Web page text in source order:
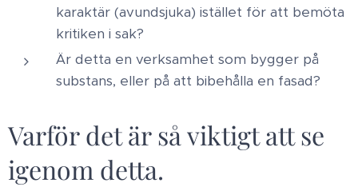
karaktär (avundsjuka) istället för att bemöta
kritiken i sak? ​
Är detta en verksamhet som bygger på
substans, eller på att bibehålla en fasad? ​
Varför det är så viktigt att se
igenom detta ​.